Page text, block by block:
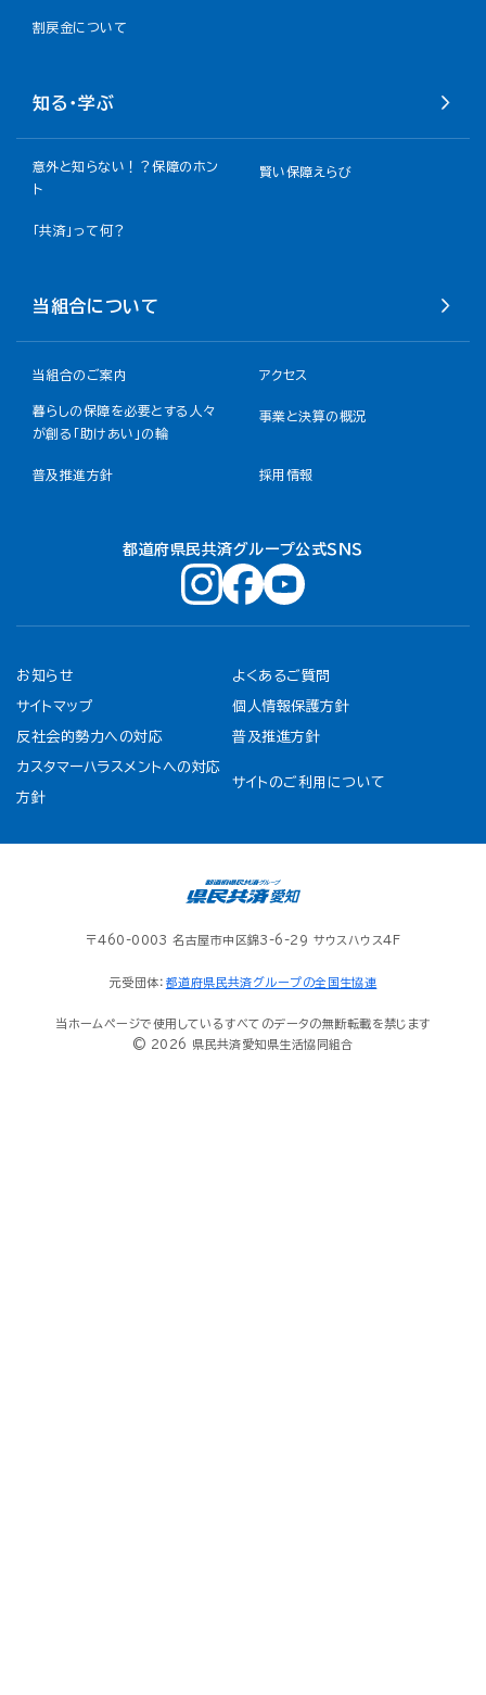
割戻金について​
知る・学ぶ
意外と知らない！？保障のホン
ト
賢い保障えらび
「共済」って何？
当組合について
当組合のご案内 アクセス
暮らしの保障を必要とする人々
が創る「助けあい」の輪
事業と決算の概況
普及推進方針 採用情報
都道府県民共済グループ公式ＳＮＳ
お知らせ よくあるご質問
サイトマップ 個人情報保護方針
反社会的勢力への対応 普及推進方針
カスタマーハラスメントへの対応
方針
サイトのご利用について
〒460-0003 名古屋市中区錦3-6-29 サウスハウス4F
元受団体： 都道府県民共済グループの全国生協連
当ホームページで使用しているすべてのデータの無断転載を禁じます
© 2026 県民共済愛知県生活協同組合